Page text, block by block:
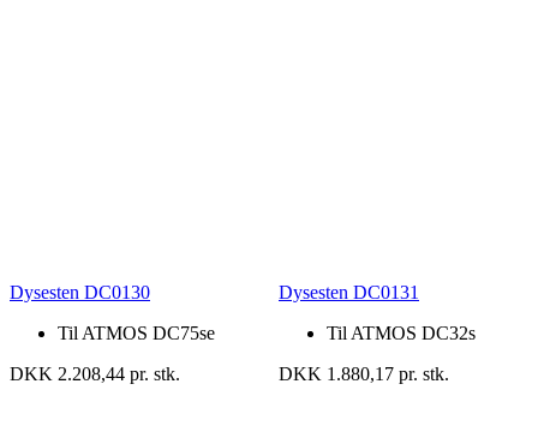
Dysesten DC0130
Til ATMOS DC75se
DKK 2.208,44 pr. stk.
Dysesten DC0131
Til ATMOS DC32s
DKK 1.880,17 pr. stk.